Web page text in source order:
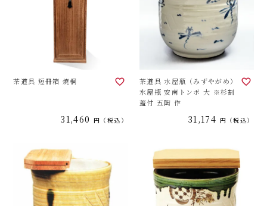
茶道具 短冊箱 焼桐
31,460 税込
茶道具 水屋瓶（みずやがめ）
水屋瓶 安南トンボ 大 ※杉割
蓋付 五陶 作
31,174 税込